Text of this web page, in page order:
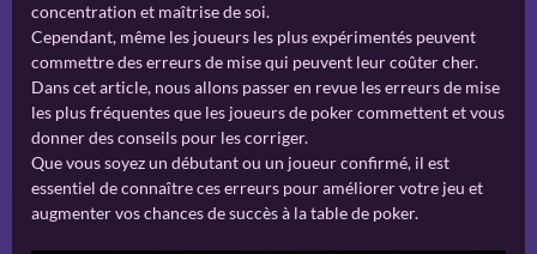
concentration et maîtrise de soi.
Cependant, même les joueurs les plus expérimentés peuvent
commettre des erreurs de mise qui peuvent leur coûter cher.
Dans cet article, nous allons passer en revue les erreurs de mise
les plus fréquentes que les joueurs de poker commettent et vous
donner des conseils pour les corriger.
Que vous soyez un débutant ou un joueur confirmé, il est
essentiel de connaître ces erreurs pour améliorer votre jeu et
augmenter vos chances de succès à la table de poker.